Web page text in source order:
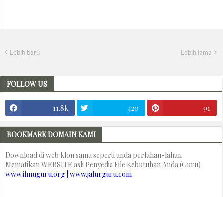
Lebih baru Lebih lama
FOLLOW US
11.8k 420 91
BOOKMARK DOMAIN KAMI
Download di web klon sama seperti anda perlahan-lahan
Mematikan WEBSITE asli Penyedia File Kebutuhan Anda (Guru)
www.ilmuguru.org | www.jalurguru.com